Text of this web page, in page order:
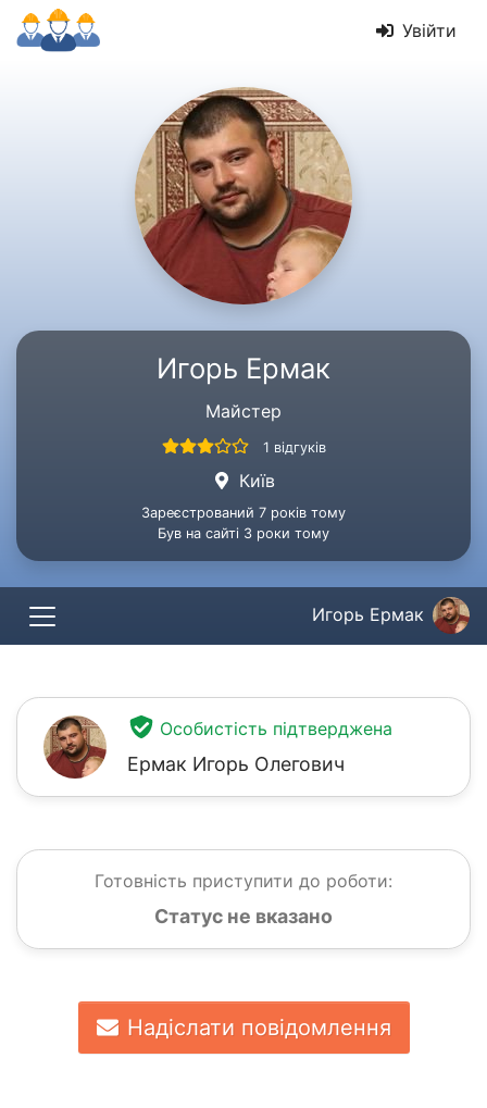
Увійти
Игорь Ермак
Майстер
1 відгуків
Київ
Зареєстрований 7 років тому
Був на сайті 3 роки тому
Игорь Ермак
Особистість підтверджена
Ермак Игорь Олегович
Готовність приступити до роботи:
Статус не вказано
Надіслати повідомлення